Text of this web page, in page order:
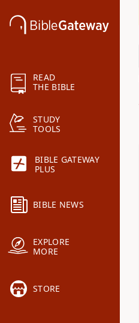
READ
THE BIBLE
STUDY
TOOLS
BIBLE GATEWAY
PLUS
BIBLE NEWS
EXPLORE
MORE
STORE